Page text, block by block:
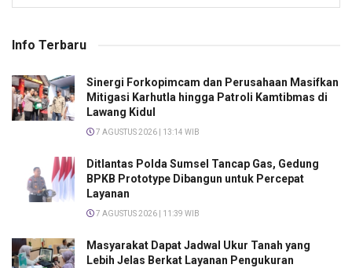
Info Terbaru
Sinergi Forkopimcam dan Perusahaan Masifkan
Mitigasi Karhutla hingga Patroli Kamtibmas di
Lawang Kidul
7 AGUSTUS 2026 | 13:14 WIB
Ditlantas Polda Sumsel Tancap Gas, Gedung
BPKB Prototype Dibangun untuk Percepat
Layanan
7 AGUSTUS 2026 | 11:39 WIB
Masyarakat Dapat Jadwal Ukur Tanah yang
Lebih Jelas Berkat Layanan Pengukuran